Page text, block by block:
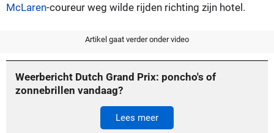
McLaren-coureur weg wilde rijden richting zijn hotel.
Artikel gaat verder onder video
Weerbericht Dutch Grand Prix: poncho's of
zonnebrillen vandaag?
Lees meer